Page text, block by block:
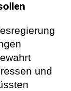
und